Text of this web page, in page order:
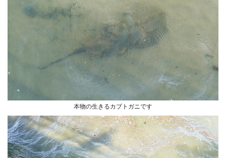
本物の生きるカブトガニです